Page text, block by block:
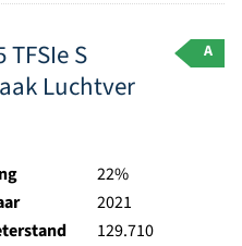
S
Luchtver
A
22%
2021
129.710